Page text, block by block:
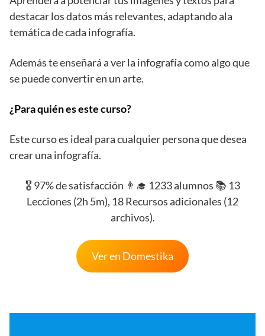
destacar los datos más relevantes, adaptando ala
temática de cada infografía.
Además te enseñará a ver la infografía como algo que
se puede convertir en un arte.
¿Para quién es este curso?
Este curso es ideal para cualquier persona que desea
crear una infografía.
🎖️ 97% de satisfacción 👨‍🎓 1233 alumnos 📚 13
Lecciones (2h 5m), 18 Recursos adicionales (12
archivos).
Ver en Domestika